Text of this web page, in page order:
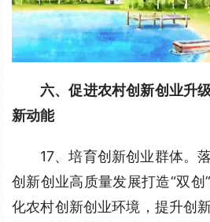
六、促进农村创新创业升
新动能
17、培育创新创业群体。
创新创业高质量发展打造“双
化农村创新创业环境，提升创